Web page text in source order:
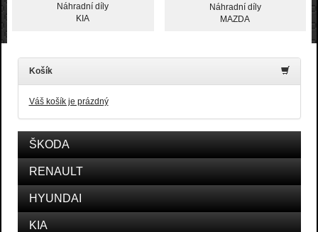
Náhradní díly
KIA
Náhradní díly
MAZDA
Košík
Váš košík je prázdný
ŠKODA
RENAULT
HYUNDAI
KIA